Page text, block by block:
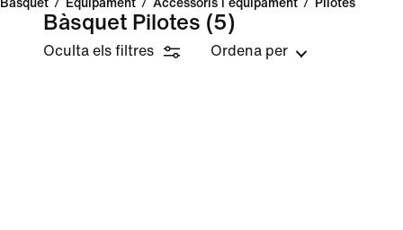
Bàsquet / Equipament / Accessoris i equipament / Pilotes
Bàsquet Pilotes (5)
Oculta els filtres Ordena per